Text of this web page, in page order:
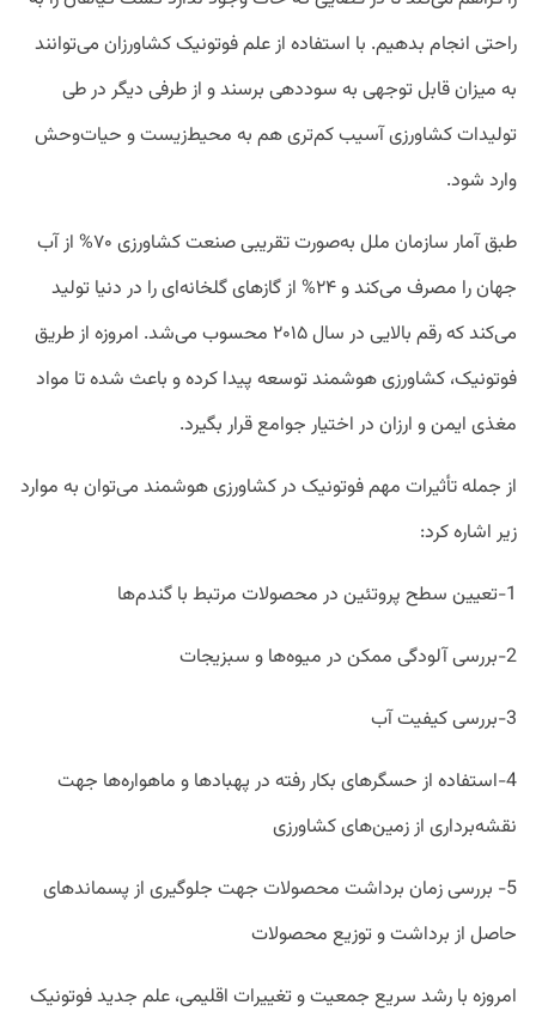
راحتی انجام بدهیم. با استفاده از علم فوتونیک کشاورزان می‌توانند
به میزان قابل توجهی به سود‌دهی برسند و از طرفی دیگر در طی
تولیدات کشاورزی آسیب کم‌تری هم به محیط‌زیست و حیات‌وحش
وارد شود.
طبق آمار سازمان ملل به‌صورت تقریبی صنعت کشاورزی ۷۰% از آب
جهان را مصرف می‌کند و ۲۴% از گاز‌های گلخانه‌ای را در دنیا تولید
می‌کند که رقم بالایی در سال ۲۰۱۵ محسوب می‌شد. امروزه از طریق
فوتونیک، کشاورزی هوشمند توسعه پیدا کرده و باعث شده تا مواد
مغذی ایمن و ارزان در اختیار جوامع قرار بگیرد.
از جمله تأثیرات مهم فوتونیک در کشاورزی هوشمند می‌توان به موارد
زیر اشاره کرد:
1-تعیین سطح پروتئین در محصولات مرتبط با گندم‌ها
2-بررسی آلودگی ممکن در میوه‌ها و سبزیجات
3-بررسی کیفیت آب
4-استفاده از حسگر‌های بکار رفته در پهباد‌ها و ماهواره‌ها جهت
نقشه‌برداری از زمین‌های کشاورزی
5- بررسی زمان برداشت محصولات جهت جلوگیری از پسماند‌های
حاصل از برداشت و توزیع محصولات
امروزه با رشد سریع جمعیت و تغییرات اقلیمی، علم جدید فوتونیک